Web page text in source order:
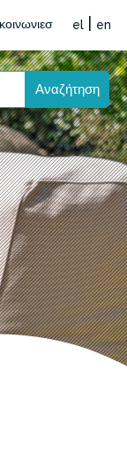
el en
Αναζήτηση